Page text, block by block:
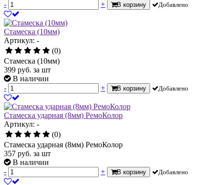
-
+ В корзину Добавлено
Стамеска (10мм)
Артикул: -
(0)
Стамеска (10мм)
399 руб. за шт
В наличии
-
+ В корзину Добавлено
Стамеска ударная (8мм) РемоКолор
Артикул: -
(0)
Стамеска ударная (8мм) РемоКолор
357 руб. за шт
В наличии
-
+ В корзину Добавлено